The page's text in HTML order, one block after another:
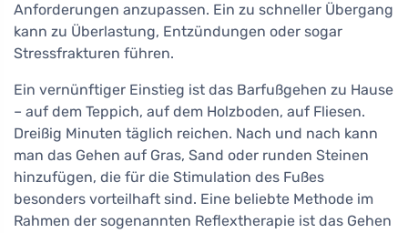
Anforderungen anzupassen. Ein zu schneller Übergang
kann zu Überlastung, Entzündungen oder sogar
Stressfrakturen führen.
Ein vernünftiger Einstieg ist das Barfußgehen zu Hause
– auf dem Teppich, auf dem Holzboden, auf Fliesen.
Dreißig Minuten täglich reichen. Nach und nach kann
man das Gehen auf Gras, Sand oder runden Steinen
hinzufügen, die für die Stimulation des Fußes
besonders vorteilhaft sind. Eine beliebte Methode im
Rahmen der sogenannten Reflextherapie ist das Gehen